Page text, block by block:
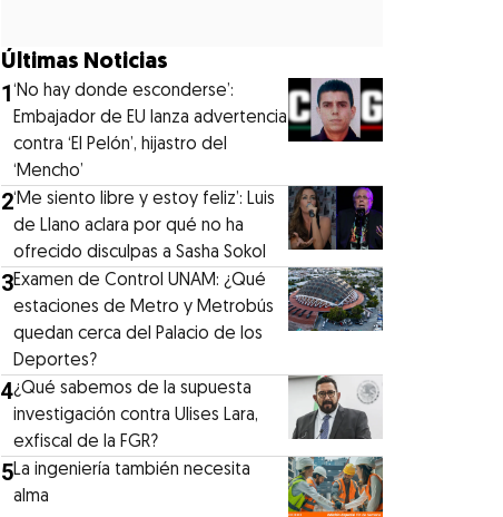
Últimas Noticias
1‘No hay donde esconderse’:
Embajador de EU lanza advertencia
contra ‘El Pelón’, hijastro del
‘Mencho’
2‘Me siento libre y estoy feliz’: Luis
de Llano aclara por qué no ha
ofrecido disculpas a Sasha Sokol
3Examen de Control UNAM: ¿Qué
estaciones de Metro y Metrobús
quedan cerca del Palacio de los
Deportes?
4¿Qué sabemos de la supuesta
investigación contra Ulises Lara,
exfiscal de la FGR?
5La ingeniería también necesita
alma